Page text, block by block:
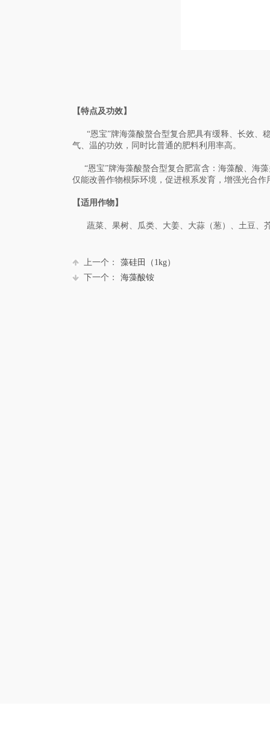
【特点及功效】
“恩宝”牌海藻酸螯合型复合肥具有缓释、长效、
气、温的功效，同时比普通的肥料利用率高。
“恩宝”牌海藻酸螯合型复合肥富含：海藻酸、海
仅能改善作物根际环境，促进根系发育，增强光合
【适用作物】
蔬菜、果树、瓜类、大姜、大蒜（葱）、土豆、
上一个：
藻硅田（1kg）
下一个：
海藻酸铵